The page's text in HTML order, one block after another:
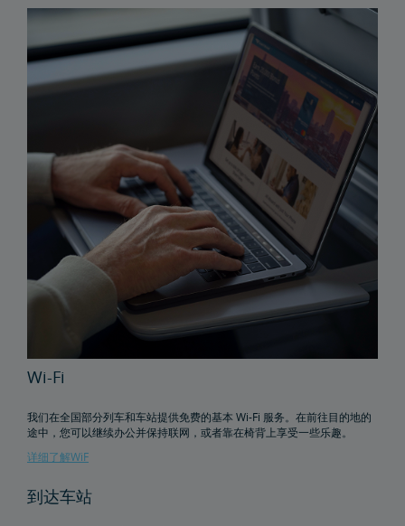
Wi-Fi
我们在全国部分列车和车站提供免费的基本 Wi-Fi 服务。在前往目的地的
途中，您可以继续办公并保持联网，或者靠在椅背上享受一些乐趣。
详细了解WiF
到达车站